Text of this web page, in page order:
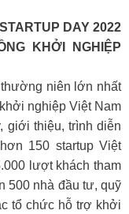
DAY 2022
KHỞI NGHIỆP
niên lớn nhất
nghiệp Việt Nam
giới thiệu, trình diễn
150 startup Việt
lượt khách tham
500 nhà đầu tư, quỹ
tổ chức hỗ trợ khởi